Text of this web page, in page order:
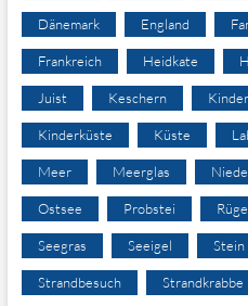
Dänemark England
Frankreich Heidkate
Juist Keschern Kinder
Kinderküste Küste
Meer Meerglas
Ostsee Probstei
Seegras Seeigel Stein
Strandbesuch Strandkrabbe